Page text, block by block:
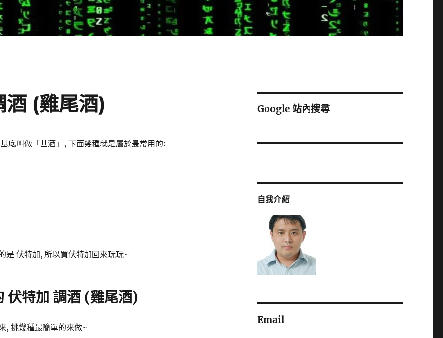
(雞尾酒)
底叫做「基酒」, 下面幾種就是屬於最常用的:
是 伏特加, 所以買伏特加回來玩玩~
伏特加 調酒 (雞尾酒)
, 挑幾種最簡單的來做~
Google 站內搜尋
自我介紹
Email